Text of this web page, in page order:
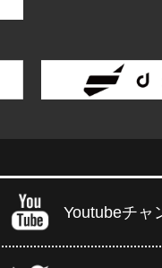
Youtubeチャ